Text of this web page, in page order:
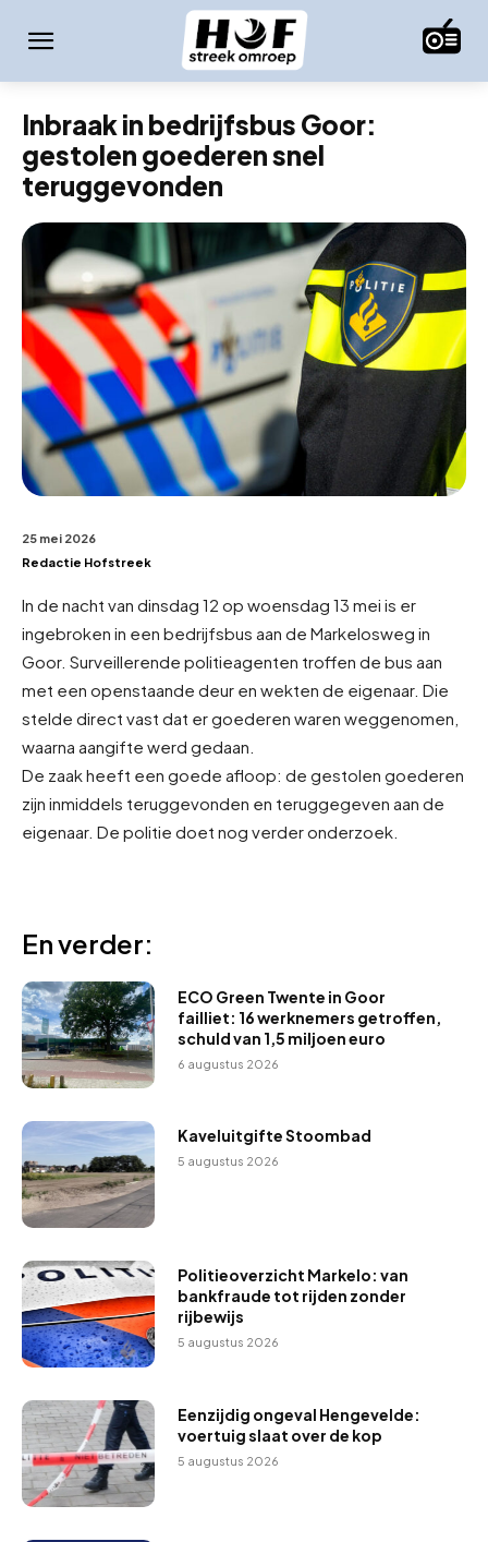
Inbraak in bedrijfsbus Goor:
gestolen goederen snel
teruggevonden
25 mei 2026
Redactie Hofstreek
In de nacht van dinsdag 12 op woensdag 13 mei is er
ingebroken in een bedrijfsbus aan de Markelosweg in
Goor. Surveillerende politieagenten troffen de bus aan
met een openstaande deur en wekten de eigenaar. Die
stelde direct vast dat er goederen waren weggenomen,
waarna aangifte werd gedaan.
De zaak heeft een goede afloop: de gestolen goederen
zijn inmiddels teruggevonden en teruggegeven aan de
eigenaar. De politie doet nog verder onderzoek.
En verder:
ECO Green Twente in Goor
failliet: 16 werknemers getroffen,
schuld van 1,5 miljoen euro
6 augustus 2026
Kaveluitgifte Stoombad
5 augustus 2026
Politieoverzicht Markelo: van
bankfraude tot rijden zonder
rijbewijs
5 augustus 2026
Eenzijdig ongeval Hengevelde:
voertuig slaat over de kop
5 augustus 2026